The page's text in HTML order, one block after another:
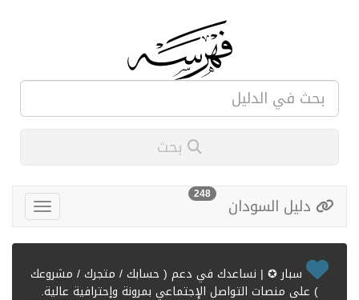
دليل السودان 248
سبار ✪ | نساعدك في دعم ( حسابك / متجرك / مشروعك
) على منصات التواصل الإجتماعي بمرونة وإحترافية عالية.